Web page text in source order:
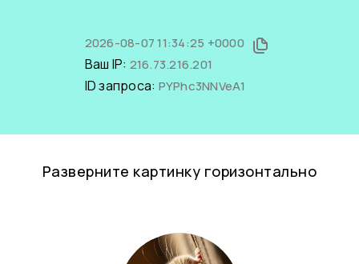
2026-08-07 11:34:25 +0000
Ваш IP: 216.73.216.201
ID запроса: PYPhc3NNVeA1
Разверните картинку горизонтально